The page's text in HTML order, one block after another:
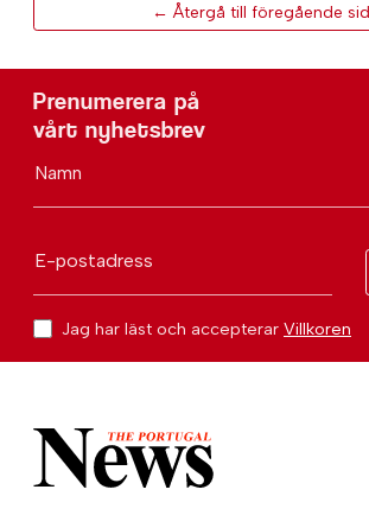
← Återgå till föregående
Prenumerera på
vårt nyhetsbrev
Namn
E-postadress
Jag har läst och accepterar Villkoren